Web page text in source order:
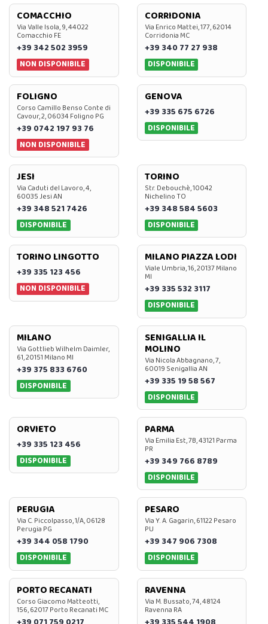
COMACCHIO
Via Valle Isola, 9, 44022
Comacchio FE
+39 342 502 3959
NON DISPONIBILE
CORRIDONIA
Via Enrico Mattei, 177, 62014
Corridonia MC
+39 340 77 27 938
DISPONIBILE
FOLIGNO
Corso Camillo Benso Conte di
Cavour, 2, 06034 Foligno PG
+39 0742 197 93 76
NON DISPONIBILE
GENOVA
+39 335 675 6726
DISPONIBILE
JESI
Via Caduti del Lavoro, 4,
60035 Jesi AN
+39 348 521 7426
DISPONIBILE
TORINO
Str. Debouchè, 10042
Nichelino TO
+39 348 584 5603
DISPONIBILE
TORINO LINGOTTO
+39 335 123 456
NON DISPONIBILE
MILANO PIAZZA LODI
Viale Umbria, 16, 20137 Milano
MI
+39 335 532 3117
DISPONIBILE
MILANO
Via Gottlieb Wilhelm Daimler,
61, 20151 Milano MI
+39 375 833 6760
DISPONIBILE
SENIGALLIA IL
MOLINO
Via Nicola Abbagnano, 7,
60019 Senigallia AN
+39 335 19 58 567
DISPONIBILE
ORVIETO
+39 335 123 456
DISPONIBILE
PARMA
Via Emilia Est, 7B, 43121 Parma
PR
+39 349 766 8789
DISPONIBILE
PERUGIA
Via C. Piccolpasso, 1/A, 06128
Perugia PG
+39 344 058 1790
DISPONIBILE
PESARO
Via Y. A. Gagarin, 61122 Pesaro
PU
+39 347 906 7308
DISPONIBILE
PORTO RECANATI
Corso Giacomo Matteotti,
156, 62017 Porto Recanati MC
RAVENNA
Via M. Bussato, 74, 48124
Ravenna RA